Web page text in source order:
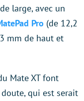
large, avec un
Pro (de 12,2
mm de haut et
Mate XT font
qui est serait